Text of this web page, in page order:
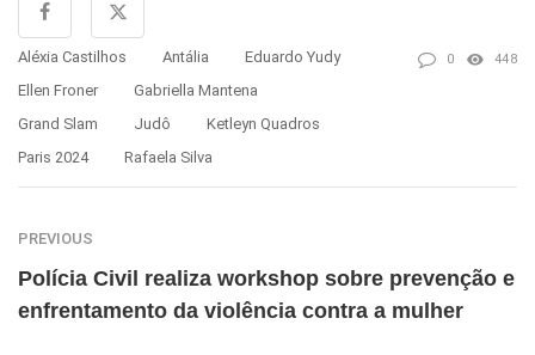
Aléxia Castilhos Antália
Eduardo Yudy
Ellen Froner
Gabriella Mantena
Grand Slam
Judô
Ketleyn Quadros
Paris 2024
Rafaela Silva
0 448
PREVIOUS
Polícia Civil realiza workshop sobre prevenção e
enfrentamento da violência contra a mulher